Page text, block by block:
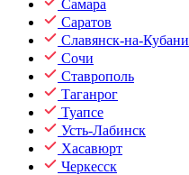
Самара
Саратов
Славянск-на-Кубани
Сочи
Ставрополь
Таганрог
Туапсе
Усть-Лабинск
Хасавюрт
Черкесск